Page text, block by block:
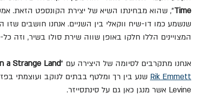
Time
", שהוא מבחינתו השיא של יצירת הקונספט הזאת.
שנשמע כמו דו-שיח ווקאלי בין השניים. אנחנו חושבים
המצויינים הללו חלקו באופן שווה שירת סולו בשיר, וזה
אנחנו מתקרבים לסיומה של היצירה עם "a Strange Land
Rik Emmett שנע בין רך ומלטף בבתים לנוקב ועוצמתי
Levine אשר מנגן כאן גם על סינתסייזר.